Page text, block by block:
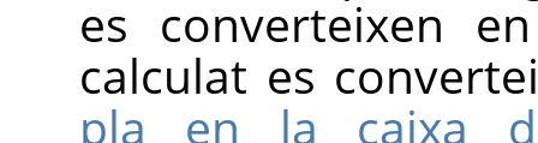
es converteixen
calculat es
pla en la caixa